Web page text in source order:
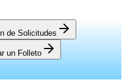
de Solicitudes
un Folleto